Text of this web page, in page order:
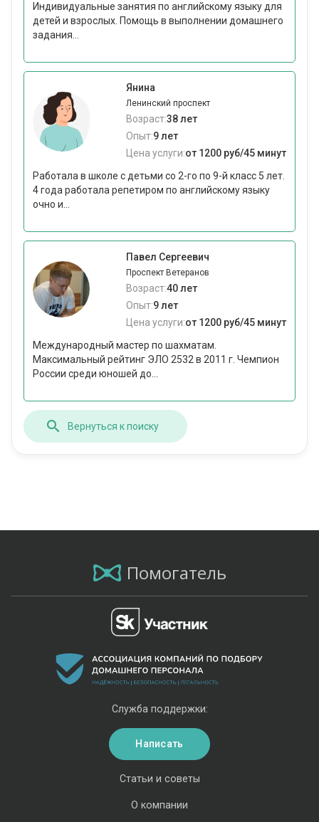
Индивидуальные занятия по английскому языку для
детей и взрослых. Помощь в выполнении домашнего
задания...
Янина
Ленинский проспект
Возраст:38 лет
Опыт:9 лет
Цена услуги:от 1200 руб/45 минут
Работала в школе с детьми со 2-го по 9-й класс 5 лет.
4 года работала репетиром по английскому языку
очно и...
Павел Сергеевич
Проспект Ветеранов
Возраст:40 лет
Опыт:9 лет
Цена услуги:от 1200 руб/45 минут
Международный мастер по шахматам.
Максимальный рейтинг ЭЛО 2532 в 2011 г. Чемпион
России среди юношей до...
Вернуться к поиску
Помогатель
Статьи и советы
О компании
Служба поддержки:
Написать